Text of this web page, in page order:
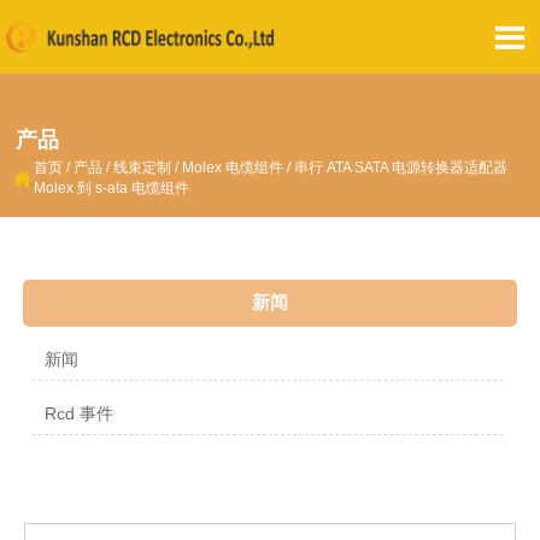

产品
 首页 / 产品 /线束定制 / Molex 电缆组件 / 串行 ATA SATA 电源转换器适配器
Molex 到 s-ata 电缆组件
新闻
新闻
Rcd 事件